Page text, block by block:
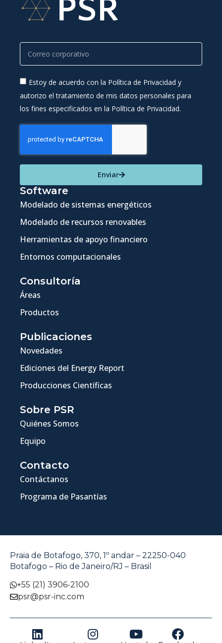
Estoy de acuerdo con la Política de Privacidad y
autorizo el tratamiento de mis datos personales para
los fines especificados en la Política de Privacidad.
Enviar
Software
Modelado de sistemas energéticos
Modelado de recursos renovables
Herramientas de apoyo financiero
Entornos computacionales
Consultoría
Áreas
Productos
Publicaciones
Novedades
Ediciones del Energy Report
Producciones Científicas
Sobre PSR
Quiénes Somos
Equipo
Contacto
Contáctanos
Programa de Pasantías
Praia de Botafogo, 370, 1º andar – 22250-040
Botafogo – Rio de Janeiro/RJ – Brasil
+55 (21) 3906-2100
psr@psr-inc.com